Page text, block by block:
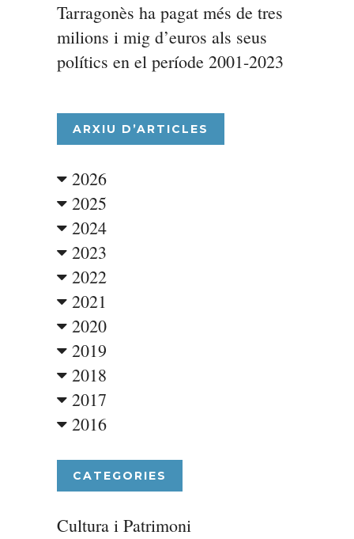
Tarragonès ha pagat més de tres
milions i mig d’euros als seus
polítics en el període 2001-2023
ARXIU D’ARTICLES
2026
2025
2024
2023
2022
2021
2020
2019
2018
2017
2016
CATEGORIES
Cultura i Patrimoni